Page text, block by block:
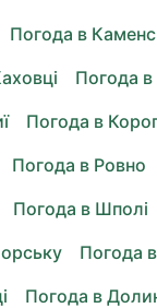
Погода в
Погода в
Погода в
Погода в Ровно
Погода в Шполі
Погода
Погода в